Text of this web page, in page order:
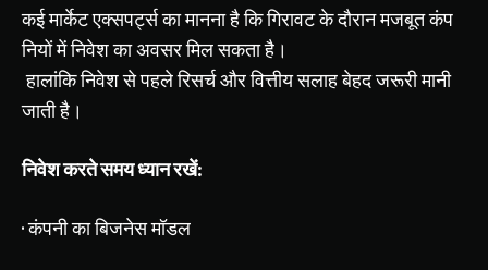
कईमार्केटएक्सपर्ट्सकामाननाहैकिगिरावटकेदौरानमजबूतकंप
नियोंमेंनिवेशकाअवसरमिलसकताहै।
हालांकिनिवेशसेपहलेरिसर्चऔरवित्तीयसलाहबेहदजरूरीमानी
जातीहै।
निवेशकरतेसमयध्यानरखें:
·कंपनीकाबिजनेसमॉडल